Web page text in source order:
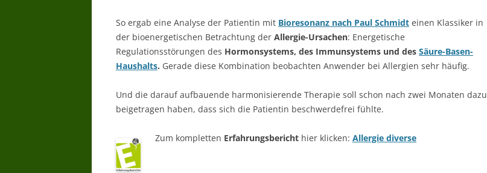
So ergab eine Analyse der Patientin mit Bioresonanz nach Paul Schmidt einen Klassiker in
der bioenergetischen Betrachtung der Allergie-Ursachen: Energetische
Regulationsstörungen des Hormonsystems, des Immunsystems und des Säure-Basen-
Haushalts. Gerade diese Kombination beobachten Anwender bei Allergien sehr häufig.
Und die darauf aufbauende harmonisierende Therapie soll schon nach zwei Monaten dazu
beigetragen haben, dass sich die Patientin beschwerdefrei fühlte.
Zum kompletten Erfahrungsbericht hier klicken: Allergie diverse